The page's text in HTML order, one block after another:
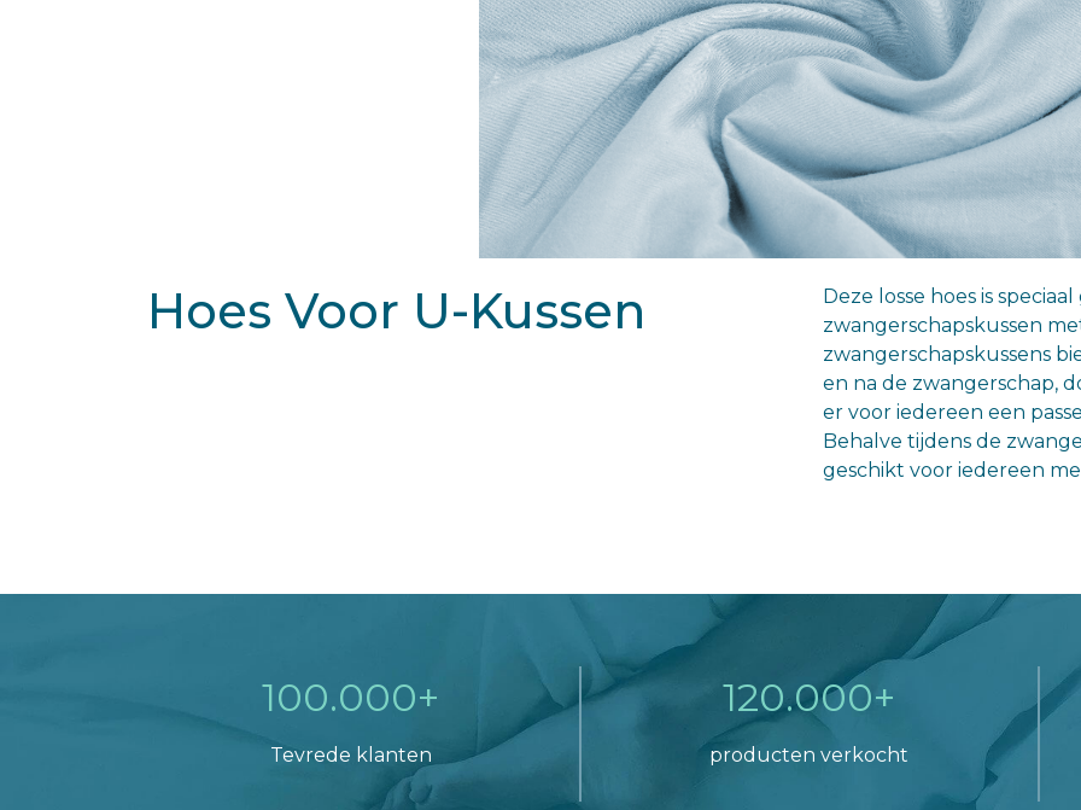
Hoes Voor U-Kussen
Deze losse hoes is
zwangerschapskussen
zwangerschapskussens
en na de zwangerschap,
er voor iedereen een
Behalve tijdens de
geschikt voor iedereen
100.000+
Tevrede klanten
120.000+
producten verkocht